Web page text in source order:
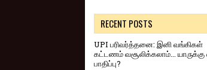
RECENT POSTS
UPI பரிவர்த்தனை: இனி வங்கிகள்
கட்டணம் வசூலிக்கலாம்...
பாதிப்பு?